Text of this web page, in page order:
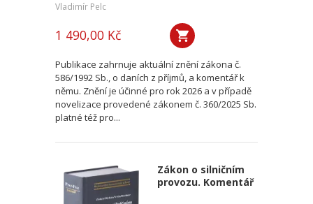
Vladimír Pelc
1 490,00 Kč
Publikace zahrnuje aktuální znění zákona č.
586/1992 Sb., o daních z příjmů, a komentář k
němu. Znění je účinné pro rok 2026 a v případě
novelizace provedené zákonem č. 360/2025 Sb.
platné též pro...
Zákon o silničním
provozu. Komentář